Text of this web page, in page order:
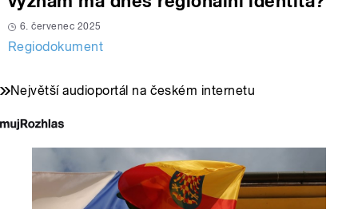
6. červenec 2025
Regiodokument
Největší audioportál na českém internetu